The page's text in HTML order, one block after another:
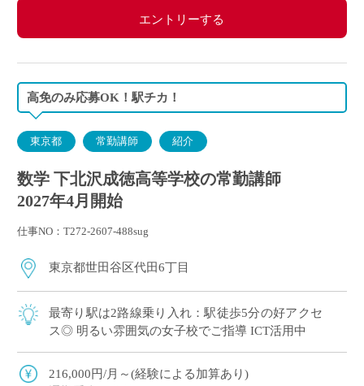
険・厚生年金）、雇用保険、労災保険
エントリーする
高免のみ応募OK！駅チカ！
東京都 常勤講師 紹介
数学 下北沢成徳高等学校の常勤講師
2027年4月開始
仕事NO：T272-2607-488sug
東京都世田谷区代田6丁目
最寄り駅は2路線乗り入れ：駅徒歩5分の好アクセ
ス◎ 明るい雰囲気の女子校でご指導 ICT活用中
216,000円/月～(経験による加算あり)